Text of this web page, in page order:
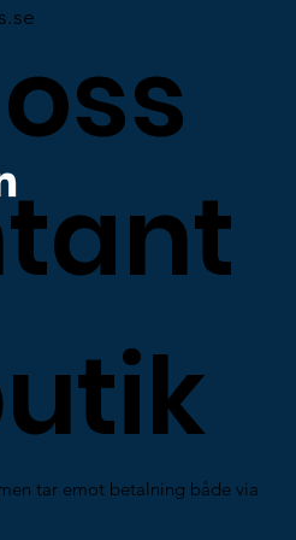
tar emot betalning både via